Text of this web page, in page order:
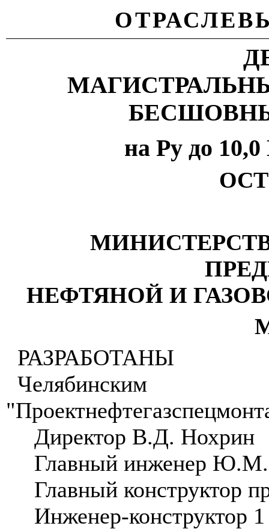
на Ру до
ОСТ
НЕФТЯНОЙ И
РАЗРАБОТАНЫ
Директор В.Д. Нохрин
Главный инженер Ю.М.
Главный конструктор
Инженер-конструктор